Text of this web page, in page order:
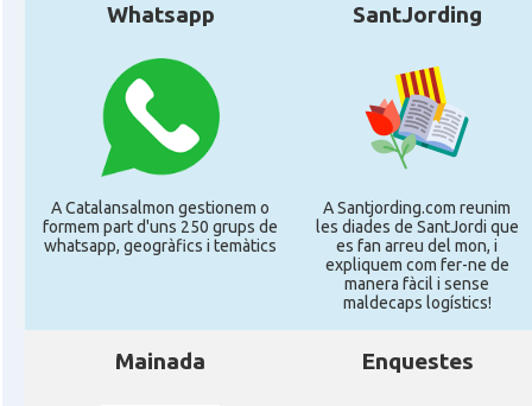
Consolat Consolat general a Paris
Consolat
Consolat Consolat general a Perpinyà
Consolat general a Strasbourg
Whatsapp
A Catalansalmon gestionem o
formem part d'uns 250 grups de
whatsapp, geogràfics i temàtics
SantJording
A Santjording.com reunim
les diades de SantJordi que
es fan arreu del mon, i
expliquem com fer-ne de
manera fàcil i sense
maldecaps logí­stics!
Mainada Enquestes